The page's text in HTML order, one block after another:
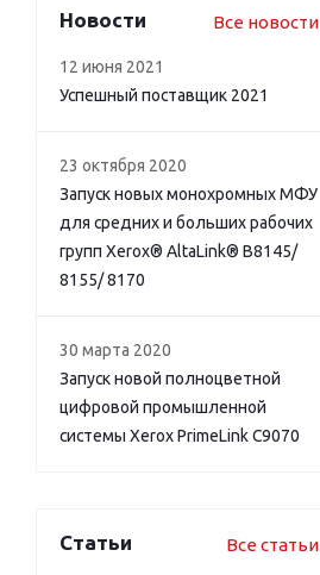
Новости Все новости
12 июня 2021
Успешный поставщик 2021
23 октября 2020
Запуск новых монохромных МФУ
для средних и больших рабочих
групп Xerox® AltaLink® B8145/
8155/ 8170
30 марта 2020
Запуск новой полноцветной
цифровой промышленной
системы Xerox PrimeLink C9070
Статьи Все статьи